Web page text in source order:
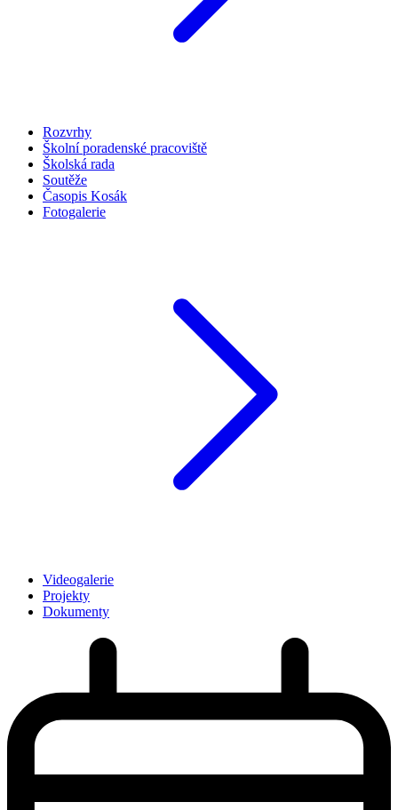
Rozvrhy
Školní poradenské pracoviště
Školská rada
Soutěže
Časopis Kosák
Fotogalerie
Videogalerie
Projekty
Dokumenty